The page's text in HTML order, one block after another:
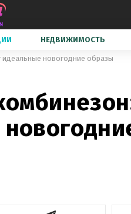
НЕДВИЖИМОСТЬ
идеальные новогодние образы